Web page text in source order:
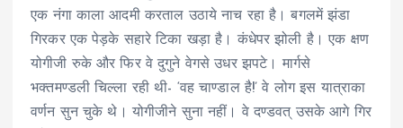
एक नंगा काला आदमी करताल उठाये नाच रहा है। बगलमें झंडा
गिरकर एक पेड़के सहारे टिका खड़ा है। कंधेपर झोली है। एक क्षण
योगीजी रुके और फिर वे दुगुने वेगसे उधर झपटे। मार्गसे
भक्तमण्डली चिल्ला रही थी- ‘वह चाण्डाल है!’ वे लोग इस यात्राका
वर्णन सुन चुके थे। योगीजीने सुना नहीं। वे दण्डवत् उसके आगे गिर